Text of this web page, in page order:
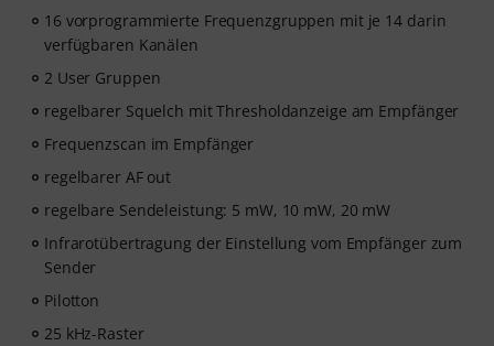
16 vorprogrammierte Frequenzgruppen mit je 14 darin
verfügbaren Kanälen
2 User Gruppen
regelbarer Squelch mit Thresholdanzeige am Empfänger
Frequenzscan im Empfänger
regelbarer AF out
regelbare Sendeleistung: 5 mW, 10 mW, 20 mW
Infrarotübertragung der Einstellung vom Empfänger zum
Sender
Pilotton
25 kHz-Raster